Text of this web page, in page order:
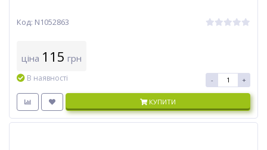
Код: N1052863
ціна 115 грн
В наявності - +
КУПИТИ